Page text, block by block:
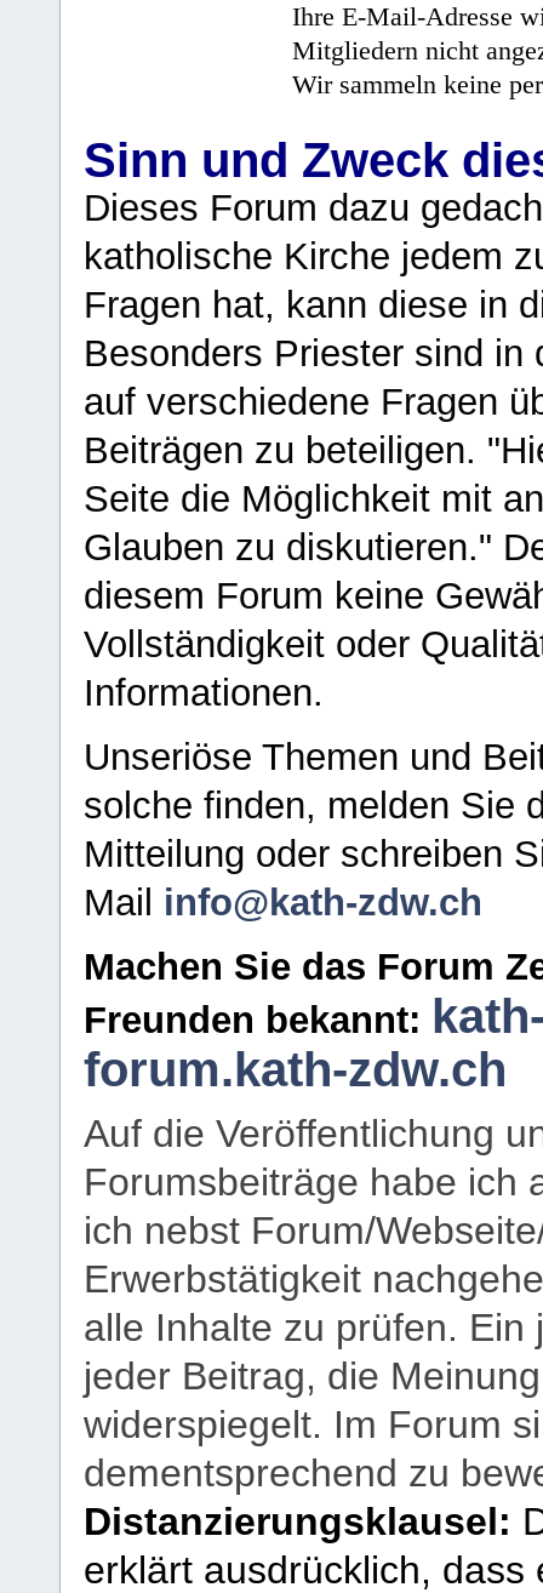
Ihre E-Mail-Adresse
Mitgliedern nicht
Wir sammeln keine
Sinn und Zweck
Dieses Forum dazu
katholische Kirche jedem
Fragen hat, kann diese in
Besonders Priester sind in
auf verschiedene Fragen
Beiträgen zu beteiligen.
Seite die Möglichkeit mit
Glauben zu diskutieren."
diesem Forum keine
Vollständigkeit oder
Informationen.
Unseriöse Themen und
solche finden, melden Sie
Mitteilung oder schreiben
Mail info@kath-zdw.ch
Machen Sie das Forum
Freunden bekannt:
forum.kath-zdw.ch
Auf die Veröffentlichung
Forumsbeiträge habe ich
ich nebst Forum/
Erwerbstätigkeit
alle Inhalte zu prüfen.
jeder Beitrag, die
widerspiegelt. Im Forum
dementsprechend zu
Distanzierungsklausel:
erklärt ausdrücklich,